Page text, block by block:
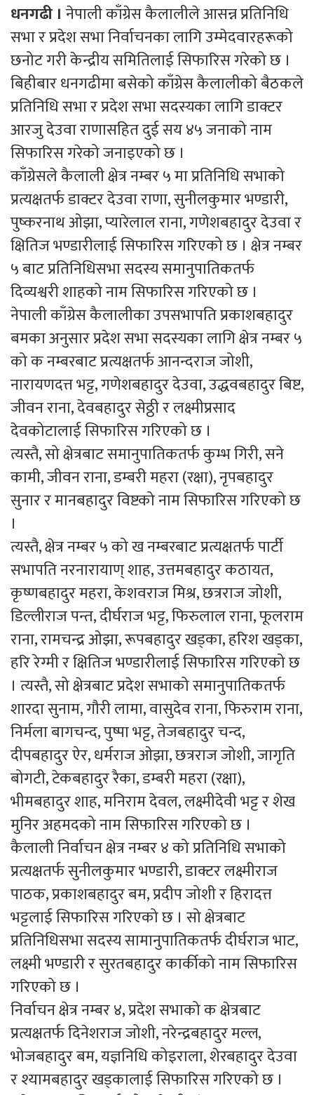
धनगढी । नेपाली काँग्रेस कैलालीले आसन्न प्रतिनिधि
सभा र प्रदेश सभा निर्वाचनका लागि उम्मेदवारहरूको
छनोट गरी केन्द्रीय समितिलाई सिफारिस गरेको छ ।
बिहीबार धनगढीमा बसेको काँग्रेस कैलालीको बैठकले
प्रतिनिधि सभा र प्रदेश सभा सदस्यका लागि डाक्टर
आरजु देउवा राणासहित दुई सय ४५ जनाको नाम
सिफारिस गरेको जनाइएको छ ।
काँग्रेसले कैलाली क्षेत्र नम्बर ५ मा प्रतिनिधि सभाको
प्रत्यक्षतर्फ डाक्टर देउवा राणा, सुनीलकुमार भण्डारी,
पुष्करनाथ ओझा, प्यारेलाल राना, गणेशबहादुर देउवा र
क्षितिज भण्डारीलाई सिफारिस गरिएको छ । क्षेत्र नम्बर
५ बाट प्रतिनिधिसभा सदस्य समानुपातिकतर्फ
दिव्यश्वरी शाहको नाम सिफारिस गरिएको छ ।
नेपाली काँग्रेस कैलालीका उपसभापति प्रकाशबहादुर
बमका अनुसार प्रदेश सभा सदस्यका लागि क्षेत्र नम्बर ५
को क नम्बरबाट प्रत्यक्षतर्फ आनन्दराज जोशी,
नारायणदत्त भट्ट, गणेशबहादुर देउवा, उद्धवबहादुर बिष्ट,
जीवन राना, देवबहादुर सेठ्ठी र लक्ष्मीप्रसाद
देवकोटालाई सिफारिस गरिएको छ ।
त्यस्तै, सो क्षेत्रबाट समानुपातिकतर्फ कुम्भ गिरी, सने
कामी, जीवन राना, डम्बरी महरा (रक्षा), नृपबहादुर
सुनार र मानबहादुर विष्टको नाम सिफारिस गरिएको छ
।
त्यस्तै, क्षेत्र नम्बर ५ को ख नम्बरबाट प्रत्यक्षतर्फ पार्टी
सभापति नरनारायाण् शाह, उत्तमबहादुर कठायत,
कृष्णबहादुर महरा, केशवराज मिश्र, छत्रराज जोशी,
डिल्लीराज पन्त, दीर्घराज भट्ट, फिरुलाल राना, फूलराम
राना, रामचन्द्र ओझा, रूपबहादुर खड्का, हरिश खड्का,
हरि रेग्मी र क्षितिज भण्डारीलाई सिफारिस गरिएको छ
। त्यस्तै, सो क्षेत्रबाट प्रदेश सभाको समानुपातिकतर्फ
शारदा सुनाम, गौरी लामा, वासुदेव राना, फिरुराम राना,
निर्मला बागचन्द, पुष्पा भट्ट, तेजबहादुर चन्द,
दीपबहादुर ऐर, धर्मराज ओझा, छत्रराज जोशी, जागृति
बोगटी, टेकबहादुर रैका, डम्बरी महरा (रक्षा),
भीमबहादुर शाह, मनिराम देवल, लक्ष्मीदेवी भट्ट र शेख
मुनिर अहमदको नाम सिफारिस गरिएको छ ।
कैलाली निर्वाचन क्षेत्र नम्बर ४ को प्रतिनिधि सभाको
प्रत्यक्षतर्फ सुनीलकुमार भण्डारी, डाक्टर लक्ष्मीराज
पाठक, प्रकाशबहादुर बम, प्रदीप जोशी र हिरादत्त
भट्टलाई सिफारिस गरिएको छ । सो क्षेत्रबाट
प्रतिनिधिसभा सदस्य सामानुपातिकतर्फ दीर्घराज भाट,
लक्ष्मी भण्डारी र सुरतबहादुर कार्कीको नाम सिफारिस
गरिएको छ ।
निर्वाचन क्षेत्र नम्बर ४, प्रदेश सभाको क क्षेत्रबाट
प्रत्यक्षतर्फ दिनेशराज जोशी, नरेन्द्रबहादुर मल्ल,
भोजबहादुर बम, यज्ञनिधि कोइराला, शेरबहादुर देउवा
र श्यामबहादुर खड्कालाई सिफारिस गरिएको छ ।